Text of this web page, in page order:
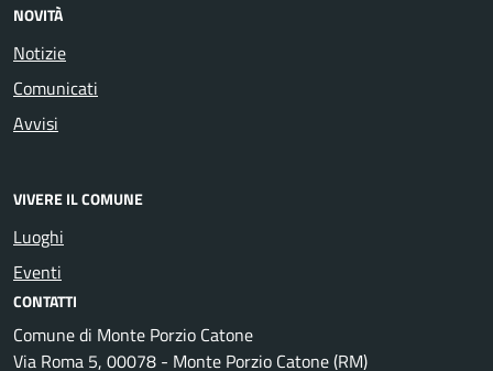
NOVITÀ
Notizie
Comunicati
Avvisi
VIVERE IL COMUNE
Luoghi
Eventi
CONTATTI
Comune di Monte Porzio Catone
Via Roma 5, 00078 - Monte Porzio Catone (RM)